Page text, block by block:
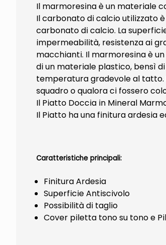
Il marmoresina è un materiale
Il carbonato di calcio utilizzato
carbonato di calcio. La
impermeabilità, resistenza ai
macchianti. Il marmoresina è
di un materiale plastico, bensì
temperatura gradevole al tatto.
squadro o qualora ci fossero
Il Piatto Doccia in Mineral
Il Piatto ha una finitura ardesia
Caratteristiche principali:
Finitura Ardesia
Superficie Antiscivolo
Possibilità di taglio
Cover piletta tono su tono e